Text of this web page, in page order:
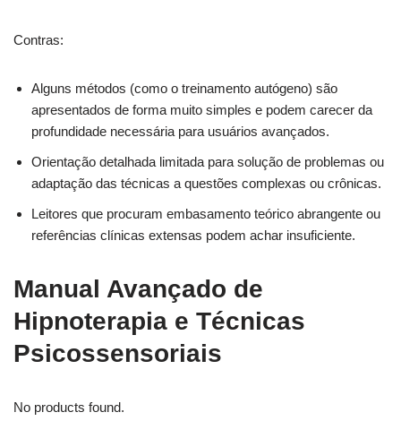
Contras:
Alguns métodos (como o treinamento autógeno) são
apresentados de forma muito simples e podem carecer da
profundidade necessária para usuários avançados.
Orientação detalhada limitada para solução de problemas ou
adaptação das técnicas a questões complexas ou crônicas.
Leitores que procuram embasamento teórico abrangente ou
referências clínicas extensas podem achar insuficiente.
Manual Avançado de
Hipnoterapia e Técnicas
Psicossensoriais
No products found.